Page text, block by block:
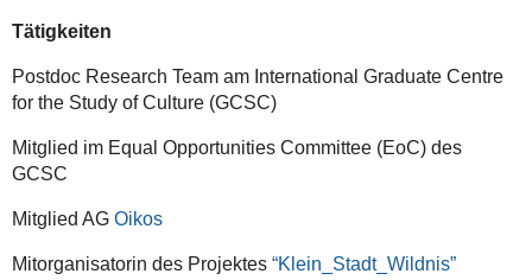
Tätigkeiten
Postdoc Research Team am International Graduate Centre
for the Study of Culture (GCSC)
Mitglied im Equal Opportunities Committee (EoC) des
GCSC
Mitglied AG Oikos
Mitorganisatorin des Projektes “Klein_Stadt_Wildnis”